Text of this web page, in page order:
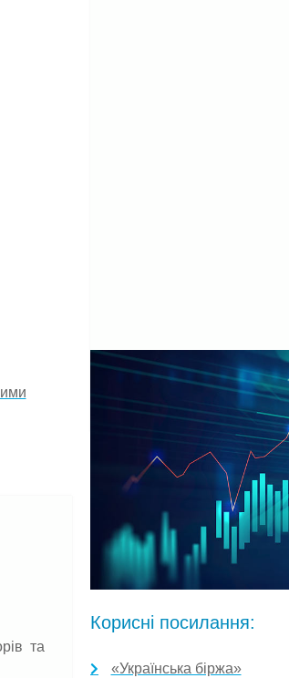
та
Корисні посилання:
«Українська біржа»